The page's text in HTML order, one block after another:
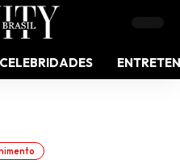
CELEBRIDADES